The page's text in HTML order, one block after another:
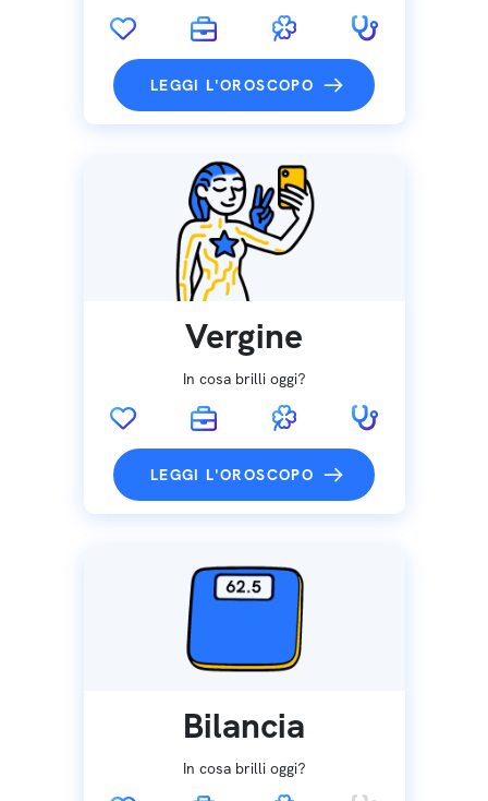
LEGGI L'OROSCOPO
Vergine
In cosa brilli oggi?
LEGGI L'OROSCOPO
Bilancia
In cosa brilli oggi?